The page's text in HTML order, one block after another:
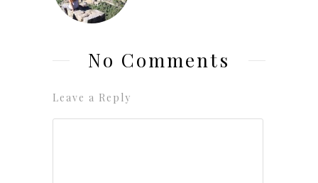
No Comments
Leave a Reply